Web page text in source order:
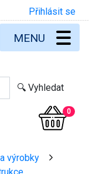
Přihlásit se
0
MENU
výrobky